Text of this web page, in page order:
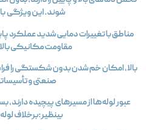
شوند. این ویژگی
مناطق با تغییرات دمایی شدید عملکرد
مقاومت مکانیکی
بالا، امکان خم شدن بدون شکستگی را
صنعتی و تأسیساتی
عبور لوله‌ها از مسیرهای پیچیده دارند،
بینظیر:برخلاف